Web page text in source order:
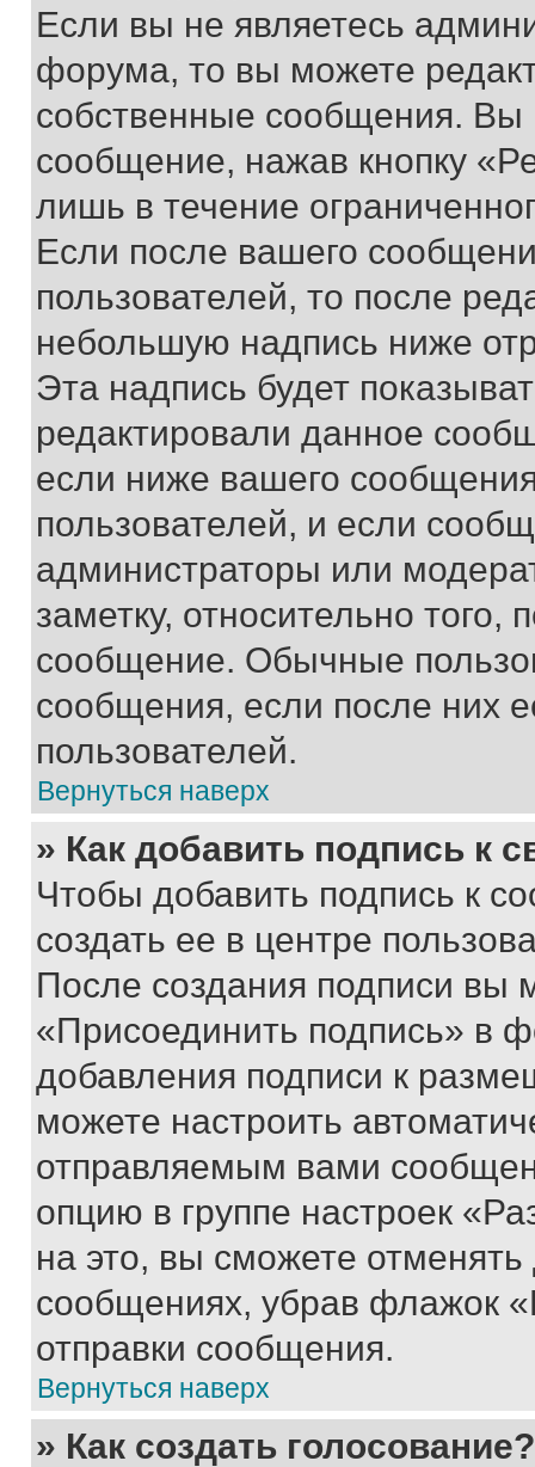
Если вы не являетесь
форума, то вы можете
собственные сообщения. Вы
сообщение, нажав кнопку
лишь в течение
Если после вашего
пользователей, то после
небольшую надпись ниже
Эта надпись будет
редактировали данное
если ниже вашего
пользователей, и если
администраторы или
заметку, относительно
сообщение. Обычные
сообщения, если после них
пользователей.
Вернуться наверх
» Как добавить подпись к
Чтобы добавить подпись к
создать ее в центре
После создания подписи вы
«Присоединить подпись» в
добавления подписи к
можете настроить
отправляемым вами
опцию в группе настроек
на это, вы сможете
сообщениях, убрав флажок
отправки сообщения.
Вернуться наверх
» Как создать голосование?